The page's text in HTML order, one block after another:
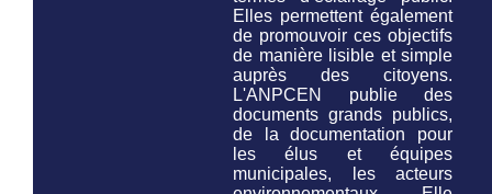
Elles permettent également
de promouvoir ces objectifs
de manière lisible et simple
auprès des citoyens.
L'ANPCEN publie des
documents grands publics,
de la documentation pour
les élus et équipes
municipales, les acteurs